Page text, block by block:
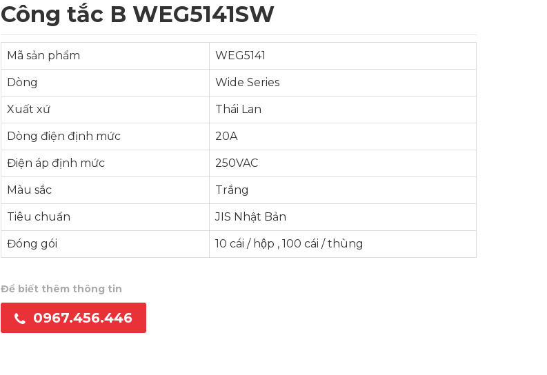
Công tắc B WEG5141SW
Mã sản phẩm WEG5141
Dòng Wide Series
Xuất xứ Thái Lan
Dòng điện định mức 20A
Điện áp định mức 250VAC
Màu sắc Trắng
Tiêu chuẩn JIS Nhật Bản
Đóng gói 10 cái / hộp , 100 cái / thùng
Để biết thêm thông tin
0967.456.446